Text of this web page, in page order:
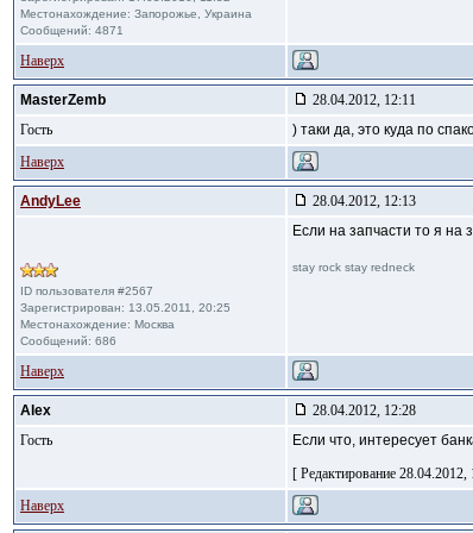
Местонахождение: Запорожье, Украина
Сообщений: 4871
Наверх
MasterZemb
28.04.2012, 12:11
Гость
) таки да, это куда по
Наверх
AndyLee 28.04.2012, 12:13
ID пользователя #2567
Зарегистрирован: 13.05.2011, 20:25
Местонахождение: Москва
Сообщений: 686
Если на запчасти то я на
stay rock stay redneck
Наверх
Alex
28.04.2012, 12:28
Гость
Если что, интересует
[ Редактирование 28.04.2012,
Наверх